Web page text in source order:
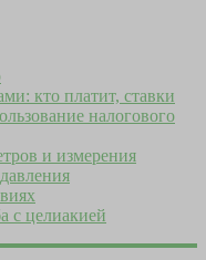
кто платит, ставки
налогового
и измерения
с целиакией